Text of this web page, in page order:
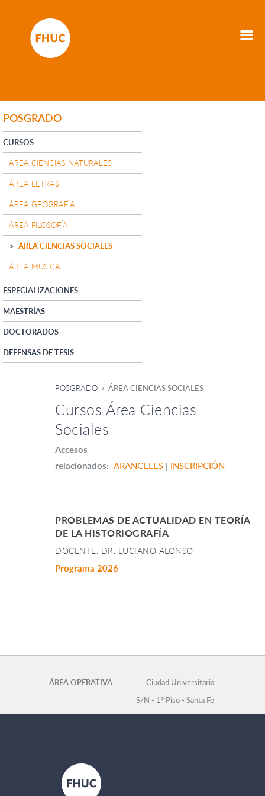
POSGRADO
CURSOS
ÁREA CIENCIAS NATURALES
ÁREA LETRAS
ÁREA GEOGRAFÍA
ÁREA FILOSOFÍA
ÁREA CIENCIAS SOCIALES
ÁREA MÚSICA
ESPECIALIZACIONES
MAESTRÍAS
DOCTORADOS
DEFENSAS DE TESIS
POSGRADO » ÁREA CIENCIAS SOCIALES
Cursos Área Ciencias
Sociales
Accesos
relacionados: ARANCELES | INSCRIPCIÓN
PROBLEMAS DE ACTUALIDAD EN TEORÍA
DE LA HISTORIOGRAFÍA
DOCENTE: DR. LUCIANO ALONSO
Programa 2026
ÁREA OPERATIVA
Ciudad Universitaria
S/N - 1° Piso - Santa Fe